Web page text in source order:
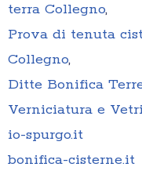
terra Collegno,
Prova di tenuta
Collegno,
Ditte Bonifica
Verniciatura e
io-spurgo.it
bonifica-cisterne.it